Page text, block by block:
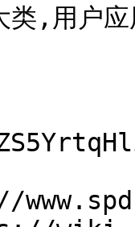
,用户应